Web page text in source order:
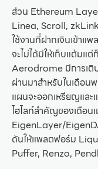
ส่วน Ethereum
Linea, Scroll,
ใช้งานที่ฝากเงินเข้าแ
จะไม่ได้มีให้เก็บแต้มแ
Aerodrome มีการเติ
ผ่านมาสำหรับในเดือ
แผนจะออกเหรียญแล
ไฮไลท์สำคัญของเดือ
EigenLayer/
ดันให้แพลตฟอร์ม
Puffer, Renzo,